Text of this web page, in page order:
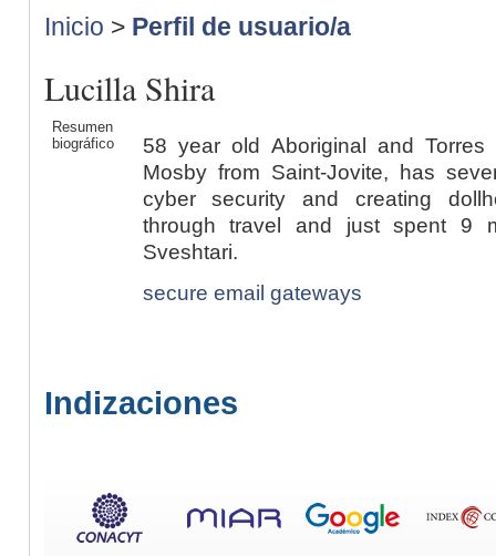
Inicio > Perfil de usuario/a
Lucilla Shira
Resumen
biográfico
58 year old Aboriginal and Torres
Mosby from Saint-Jovite, has
cyber security and creating
through travel and just spent 9
Sveshtari.
secure email gateways
Indizaciones